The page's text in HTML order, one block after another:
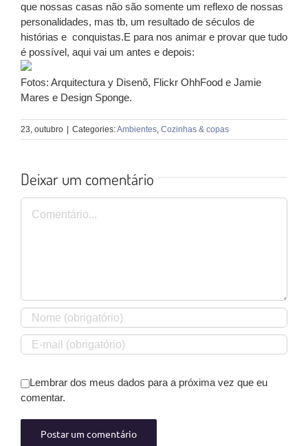
que nossas casas não são somente um reflexo de nossas
personalidades, mas tb, um resultado de séculos de
histórias e conquistas.E para nos animar e provar que tudo
é possível, aqui vai um antes e depois:
Fotos: Arquitectura y Disenõ, Flickr OhhFood e Jamie
Mares e Design Sponge.
23, outubro Categories:Ambientes, Cozinhas & copas
Deixar um comentário
Comentário
Lembrar dos meus dados para a próxima vez que eu
comentar.